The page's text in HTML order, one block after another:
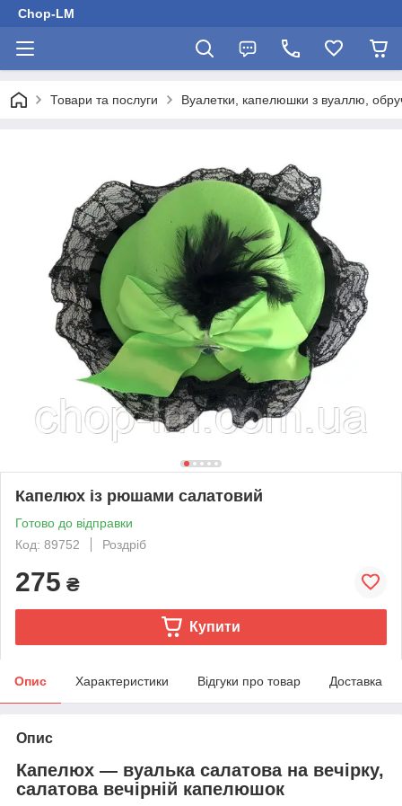
Chop-LM
Товари та послуги Вуалетки, капелюшки з вуаллю,
Капелюх із рюшами салатовий
Готово до відправки
Код: 89752
Роздріб
275 ₴
Купити
Опис Характеристики Відгуки про товар Доставка
Опис
Капелюх — вуалька салатова на вечірку,
салатова вечірній капелюшок